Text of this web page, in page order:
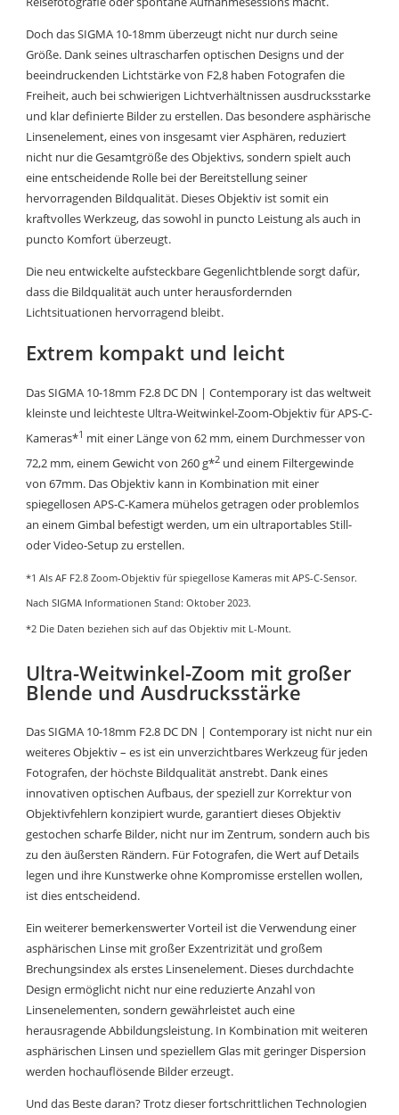
Doch das SIGMA 10-18mm überzeugt nicht nur durch seine
Größe. Dank seines ultrascharfen optischen Designs und der
beeindruckenden Lichtstärke von F2,8 haben Fotografen die
Freiheit, auch bei schwierigen Lichtverhältnissen ausdrucksstarke
und klar definierte Bilder zu erstellen. Das besondere asphärische
Linsenelement, eines von insgesamt vier Asphären, reduziert
nicht nur die Gesamtgröße des Objektivs, sondern spielt auch
eine entscheidende Rolle bei der Bereitstellung seiner
hervorragenden Bildqualität. Dieses Objektiv ist somit ein
kraftvolles Werkzeug, das sowohl in puncto Leistung als auch in
puncto Komfort überzeugt.
Die neu entwickelte aufsteckbare Gegenlichtblende sorgt dafür,
dass die Bildqualität auch unter herausfordernden
Lichtsituationen hervorragend bleibt.
Extrem kompakt und leicht
Das SIGMA 10-18mm F2.8 DC DN | Contemporary ist das weltweit
kleinste und leichteste Ultra-Weitwinkel-Zoom-Objektiv für APS-C-
Kameras*1 mit einer Länge von 62 mm, einem Durchmesser von
72,2 mm, einem Gewicht von 260 g*2 und einem Filtergewinde
von 67mm. Das Objektiv kann in Kombination mit einer
spiegellosen APS-C-Kamera mühelos getragen oder problemlos
an einem Gimbal befestigt werden, um ein ultraportables Still-
oder Video-Setup zu erstellen.
*1 Als AF F2.8 Zoom-Objektiv für spiegellose Kameras mit APS-C-Sensor.
Nach SIGMA Informationen Stand: Oktober 2023.
*2 Die Daten beziehen sich auf das Objektiv mit L-Mount.
Ultra-Weitwinkel-Zoom mit großer
Blende und Ausdrucksstärke
Das SIGMA 10-18mm F2.8 DC DN | Contemporary ist nicht nur ein
weiteres Objektiv – es ist ein unverzichtbares Werkzeug für jeden
Fotografen, der höchste Bildqualität anstrebt. Dank eines
innovativen optischen Aufbaus, der speziell zur Korrektur von
Objektivfehlern konzipiert wurde, garantiert dieses Objektiv
gestochen scharfe Bilder, nicht nur im Zentrum, sondern auch bis
zu den äußersten Rändern. Für Fotografen, die Wert auf Details
legen und ihre Kunstwerke ohne Kompromisse erstellen wollen,
ist dies entscheidend.
Ein weiterer bemerkenswerter Vorteil ist die Verwendung einer
asphärischen Linse mit großer Exzentrizität und großem
Brechungsindex als erstes Linsenelement. Dieses durchdachte
Design ermöglicht nicht nur eine reduzierte Anzahl von
Linsenelementen, sondern gewährleistet auch eine
herausragende Abbildungsleistung. In Kombination mit weiteren
asphärischen Linsen und speziellem Glas mit geringer Dispersion
werden hochauflösende Bilder erzeugt.
Und das Beste daran? Trotz dieser fortschrittlichen Technologien